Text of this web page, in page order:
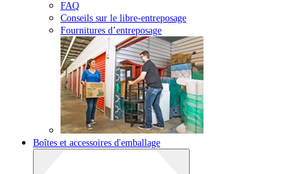
FAQ
Conseils sur le libre-entreposage
Fournitures d’entreposage
Boîtes et accessoires d'emballage